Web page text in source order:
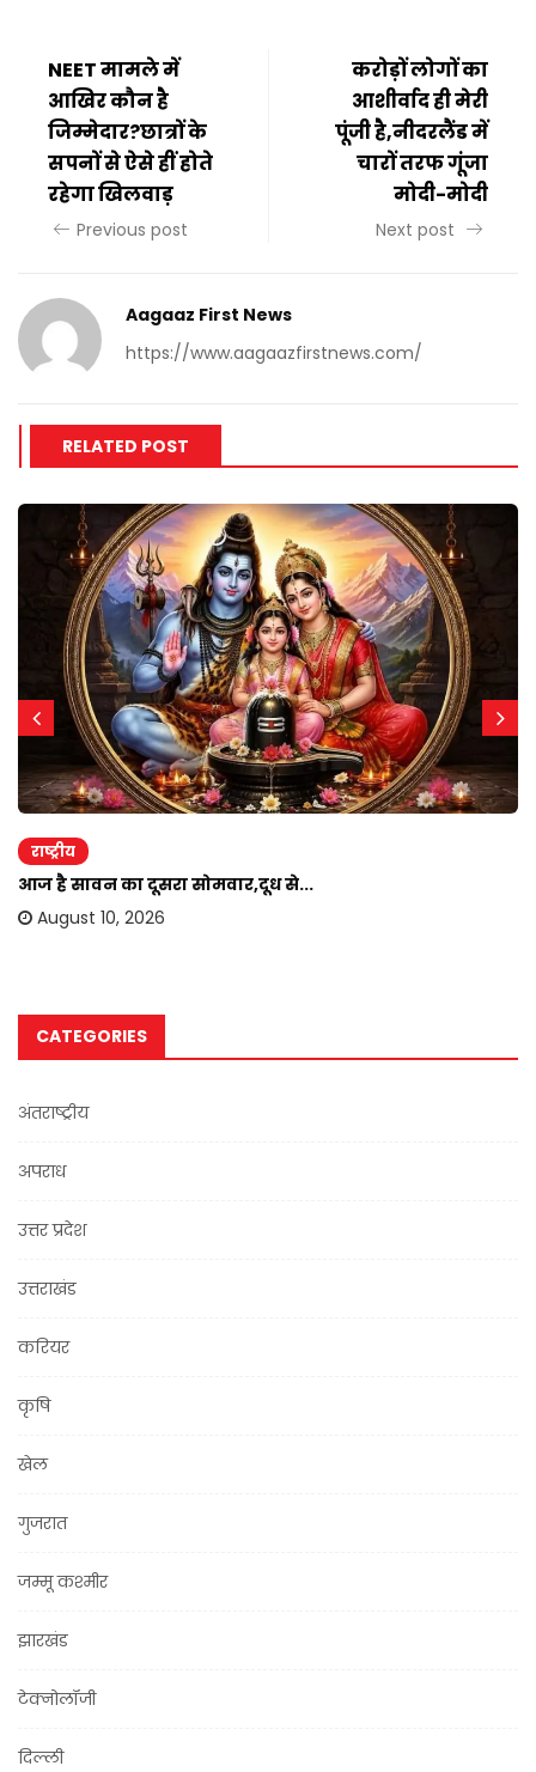
NEET मामले में
आखिर कौन है
जिम्मेदार?छात्रों के
सपनों से ऐसे हीं होते
रहेगा खिलवाड़
Previous post
करोड़ों लोगों का
आशीर्वाद ही मेरी
पूंजी है,नीदरलैंड में
चारों तरफ गूंजा
मोदी-मोदी
Next post
Aagaaz First News
https://www.aagaazfirstnews.com/
RELATED POST
राष्ट्रीय
आज है सावन का दूसरा सोमवार,दूध से...
August 10, 2026
CATEGORIES
अंतराष्ट्रीय
अपराध
उत्तर प्रदेश
उत्तराखंड
करियर
कृषि
खेल
गुजरात
जम्मू कश्मीर
झारखंड
टेक्नोलॉजी
दिल्ली